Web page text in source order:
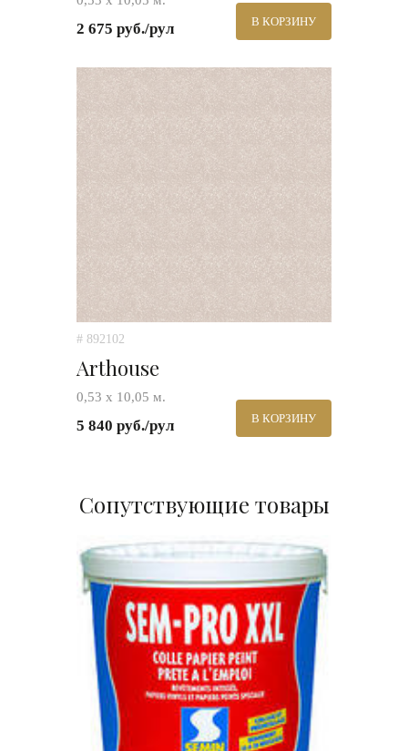
2 675 руб./рул В КОРЗИНУ
# 892102
Arthouse
0,53 х 10,05 м.
5 840 руб./рул В КОРЗИНУ
Сопутствующие товары